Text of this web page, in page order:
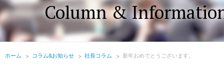
Column &
ホーム コラム&お知らせ 社長コラム 新年おめでとうございます。